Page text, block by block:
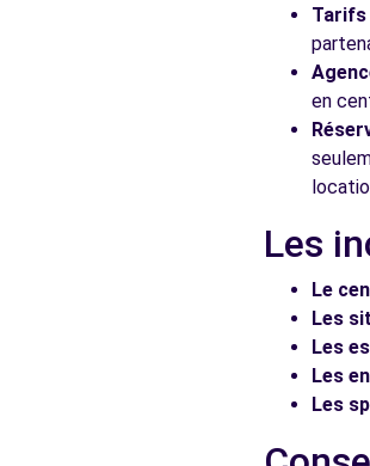
Free2Move Rent - GARAGE PORTE
Free2Move Rent - EXPLOITATION
13 RUE HENRI GHESQUIERE
Free2move Rent - SAS
en
Les
Le
Les
Les
Les
Les